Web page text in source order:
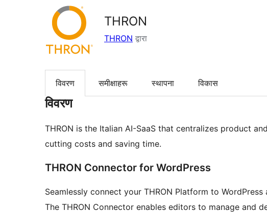
THRON
THRON द्वारा
विवरण समीक्षाहरू स्थापना विकास
विवरण
THRON is the Italian AI-SaaS that centralizes product
cutting costs and saving time.
THRON Connector for WordPress
Seamlessly connect your THRON Platform to
The THRON Connector enables editors to manage and